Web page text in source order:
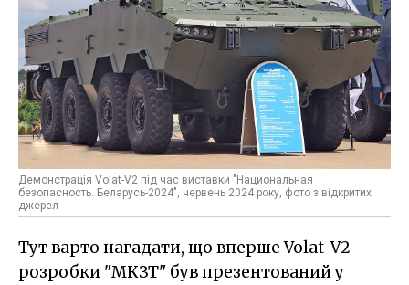
Демонстрація Volat-V2 під час виставки "Национальная
безопасность. Беларусь-2024", червень 2024 року, фото з відкритих
джерел
Тут варто нагадати, що вперше Volat-V2
розробки "МКЗТ" був презентований у